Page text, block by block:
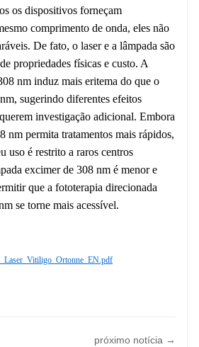
os dispositivos forneçam
comprimento de onda, eles não
De fato, o laser e a lâmpada são
propriedades físicas e custo. A
nm induz mais eritema do que o
sugerindo diferentes efeitos
investigação adicional. Embora
nm permita tratamentos mais rápidos,
uso é restrito a raros centros
excimer de 308 nm é menor e
que a fototerapia direcionada
se torne mais acessível.
próximo notícia →